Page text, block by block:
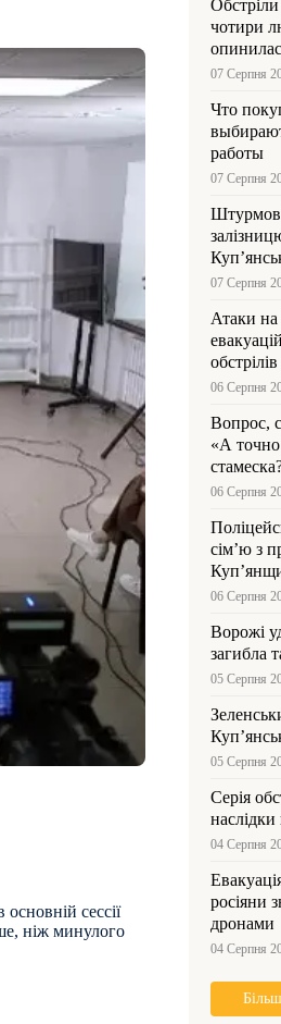
сессії
ніж минулого
чотири
07 Серпня
Что
работы
07 Серпня
Штурмові
07 Серпня
Атаки на
06 Серпня
Вопрос,
«А
06 Серпня
сім’ю з
06 Серпня
Ворожі
загибла
05 Серпня
05 Серпня
Серія
04 Серпня
росіяни
дронами
04 Серпня